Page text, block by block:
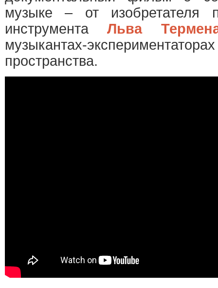
музыке – от изобретателя
инструментаЛьва
музыкантах-
пространства.